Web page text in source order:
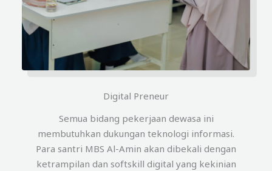
Digital Preneur
Semua bidang pekerjaan dewasa ini
membutuhkan dukungan teknologi informasi.
Para santri MBS Al-Amin akan dibekali dengan
ketrampilan dan softskill digital yang kekinian